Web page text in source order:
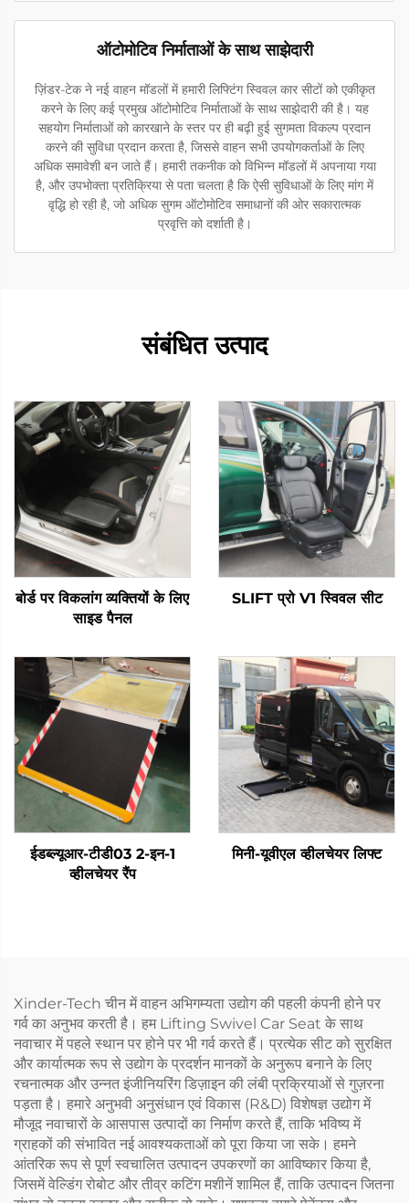
ऑटोमोटिव निर्माताओं के साथ साझेदारी
ज़िंडर-टेक ने नई वाहन मॉडलों में हमारी लिफ्टिंग स्विवल कार सीटों को एकीकृत
करने के लिए कई प्रमुख ऑटोमोटिव निर्माताओं के साथ साझेदारी की है। यह
सहयोग निर्माताओं को कारखाने के स्तर पर ही बढ़ी हुई सुगमता विकल्प प्रदान
करने की सुविधा प्रदान करता है, जिससे वाहन सभी उपयोगकर्ताओं के लिए
अधिक समावेशी बन जाते हैं। हमारी तकनीक को विभिन्न मॉडलों में अपनाया गया
है, और उपभोक्ता प्रतिक्रिया से पता चलता है कि ऐसी सुविधाओं के लिए मांग में
वृद्धि हो रही है, जो अधिक सुगम ऑटोमोटिव समाधानों की ओर सकारात्मक
प्रवृत्ति को दर्शाती है।
संबंधित उत्पाद
बोर्ड पर विकलांग व्यक्तियों के लिए
साइड पैनल
SLIFT प्रो V1 स्विवल सीट
ईडब्ल्यूआर-टीडी03 2-इन-1
व्हीलचेयर रैंप
मिनी-यूवीएल व्हीलचेयर लिफ्ट
Xinder-Tech चीन में वाहन अभिगम्यता उद्योग की पहली कंपनी होने पर
गर्व का अनुभव करती है। हम Lifting Swivel Car Seat के साथ
नवाचार में पहले स्थान पर होने पर भी गर्व करते हैं। प्रत्येक सीट को सुरक्षित
और कार्यात्मक रूप से उद्योग के प्रदर्शन मानकों के अनुरूप बनाने के लिए
रचनात्मक और उन्नत इंजीनियरिंग डिज़ाइन की लंबी प्रक्रियाओं से गुज़रना
पड़ता है। हमारे अनुभवी अनुसंधान एवं विकास (R&D) विशेषज्ञ उद्योग में
मौजूद नवाचारों के आसपास उत्पादों का निर्माण करते हैं, ताकि भविष्य में
ग्राहकों की संभावित नई आवश्यकताओं को पूरा किया जा सके। हमने
आंतरिक रूप से पूर्ण स्वचालित उत्पादन उपकरणों का आविष्कार किया है,
जिसमें वेल्डिंग रोबोट और तीव्र कटिंग मशीनें शामिल हैं, ताकि उत्पादन जितना